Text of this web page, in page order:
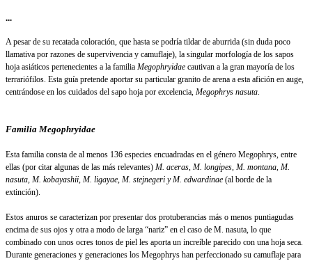
...
A pesar de su recatada coloración, que hasta se podría tildar de aburrida (sin duda poco
llamativa por razones de supervivencia y camuflaje), la singular morfología de los sapos
hoja asiáticos pertenecientes a la familia Megophryidae cautivan a la gran mayoría de los
terrariófilos. Esta guía pretende aportar su particular granito de arena a esta afición en auge,
centrándose en los cuidados del sapo hoja por excelencia, Megophrys nasuta.
Familia Megophryidae
Esta familia consta de al menos 136 especies encuadradas en el género Megophrys, entre
ellas (por citar algunas de las más relevantes) M. aceras, M. longipes, M. montana, M.
nasuta, M. kobayashii, M. ligayae, M. stejnegeri y M. edwardinae (al borde de la
extinción).
Estos anuros se caracterizan por presentar dos protuberancias más o menos puntiagudas
encima de sus ojos y otra a modo de larga “nariz” en el caso de M. nasuta, lo que
combinado con unos ocres tonos de piel les aporta un increíble parecido con una hoja seca.
Durante generaciones y generaciones los Megophrys han perfeccionado su camuflaje para